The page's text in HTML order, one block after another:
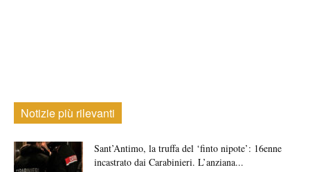
Notizie più rilevanti
Sant’Antimo, la truffa del ‘finto nipote’: 16enne
incastrato dai Carabinieri. L’anziana...